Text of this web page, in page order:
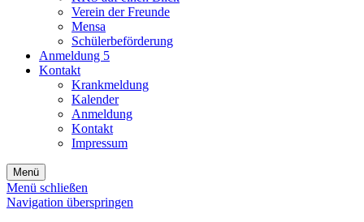
Verein der Freunde
Mensa
Schülerbeförderung
Anmeldung 5
Kontakt
Krankmeldung
Kalender
Anmeldung
Kontakt
Impressum
Menü
Menü schließen
Navigation überspringen